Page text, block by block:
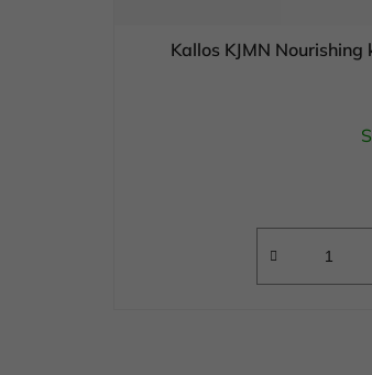
Kallos KJMN